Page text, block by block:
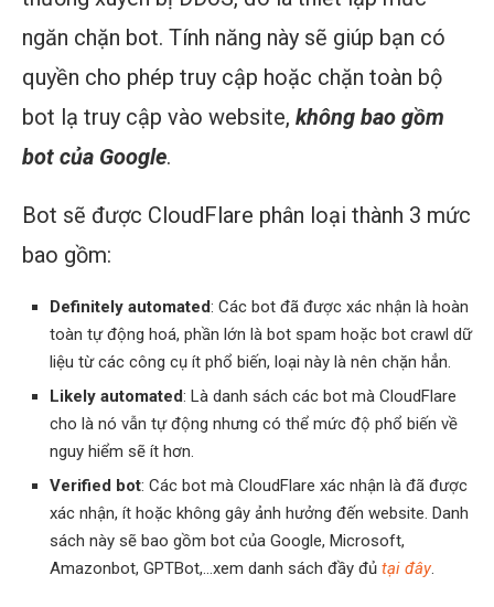
ngăn chặn bot. Tính năng này sẽ giúp bạn có
quyền cho phép truy cập hoặc chặn toàn bộ
bot lạ truy cập vào website, không bao gồm
bot của Google.
Bot sẽ được CloudFlare phân loại thành 3 mức
bao gồm:
Definitely automated: Các bot đã được xác nhận là hoàn
toàn tự động hoá, phần lớn là bot spam hoặc bot crawl dữ
liệu từ các công cụ ít phổ biến, loại này là nên chặn hẳn.
Likely automated: Là danh sách các bot mà CloudFlare
cho là nó vẫn tự động nhưng có thể mức độ phổ biến về
nguy hiểm sẽ ít hơn.
Verified bot: Các bot mà CloudFlare xác nhận là đã được
xác nhận, ít hoặc không gây ảnh hưởng đến website. Danh
sách này sẽ bao gồm bot của Google, Microsoft,
Amazonbot, GPTBot,…xem danh sách đầy đủ tại đây.